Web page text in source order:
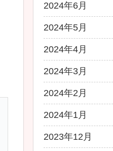
2024年6月
2024年5月
2024年4月
2024年3月
2024年2月
2024年1月
2023年12月